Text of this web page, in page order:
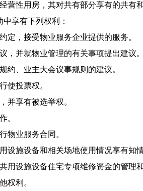
性用房，其对共有部分享有的共有和
享有下列权利：
，接受物业服务企业提供的服务。
并就物业管理的有关事项提出建议。
、业主大会议事规则的建议。
投票权。
享有被选举权。
。
业服务合同。
施设备和相关场地使用情况享有知情
设施设备住宅专项维修资金的管理和
权利。